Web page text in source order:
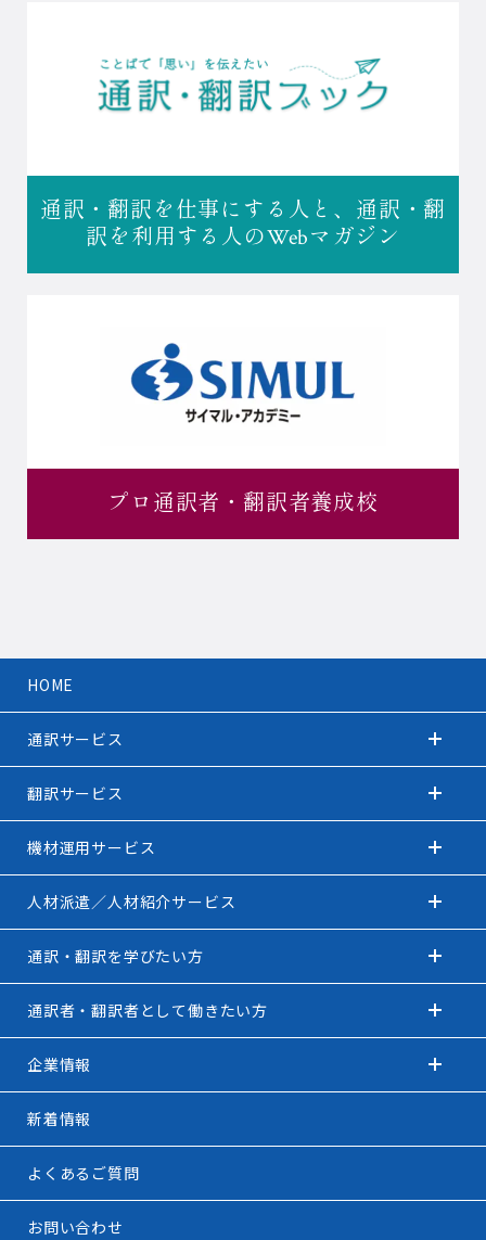
通訳・翻訳を仕事にする人と、 通訳・翻
訳を利用する人のWebマガジン
プロ通訳者・ 翻訳者養成校
新着情報
よくあるご質問
お問い合わせ
HOME
通訳サービス
翻訳サービス
機材運用サービス
人材派遣／人材紹介サービス
企業情報
通訳・翻訳を学びたい方
通訳者・翻訳者として働きたい方